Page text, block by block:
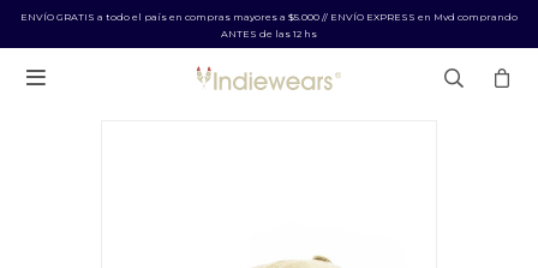
ENVÍO GRATIS a todo el país en compras mayores a $5.000 // ENVÍO EXPRESS en Mvd comprando
ANTES de las 12 hs
